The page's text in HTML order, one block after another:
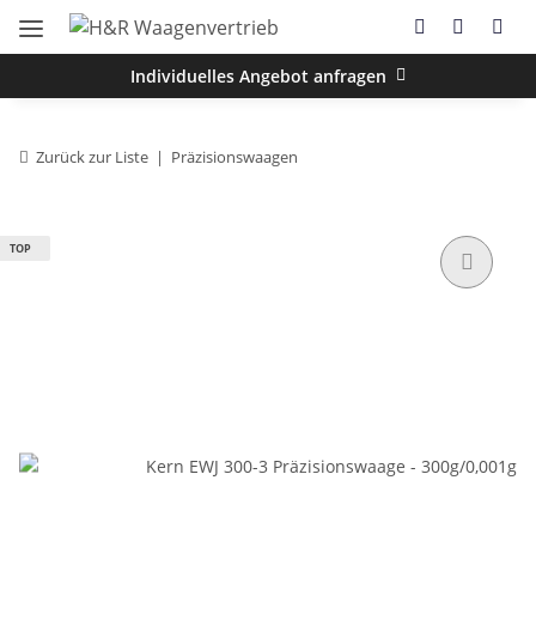
Individuelles Angebot anfragen
Zurück zur Liste Präzisionswaagen
TOP